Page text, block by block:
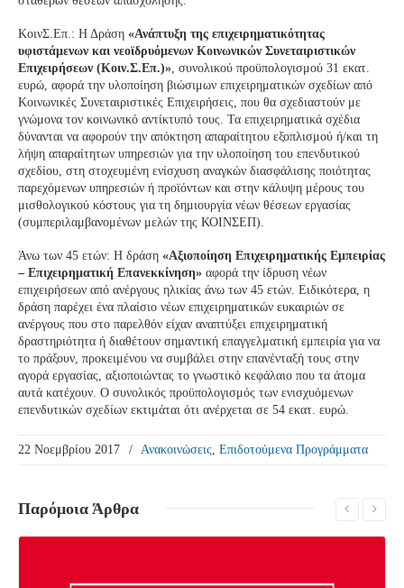
ΚοινΣ.Επ.: Η Δράση «Ανάπτυξη της επιχειρηματικότητας
υφιστάμενων και νεοϊδρυόμενων Κοινωνικών Συνεταιριστικών
Επιχειρήσεων (Κοιν.Σ.Επ.)» , συνολικού προϋπολογισμού 31 εκατ.
ευρώ, αφορά την υλοποίηση βιώσιμων επιχειρηματικών σχεδίων από
Κοινωνικές Συνεταιριστικές Επιχειρήσεις, που θα σχεδιαστούν με
γνώμονα τον κοινωνικό αντίκτυπό τους. Τα επιχειρηματικά σχέδια
δύνανται να αφορούν την απόκτηση απαραίτητου εξοπλισμού ή/και τη
λήψη απαραίτητων υπηρεσιών για την υλοποίηση του επενδυτικού
σχεδίου, στη στοχευμένη ενίσχυση αναγκών διασφάλισης ποιότητας
παρεχόμενων υπηρεσιών ή προϊόντων και στην κάλυψη μέρους του
μισθολογικού κόστους για τη δημιουργία νέων θέσεων εργασίας
(συμπεριλαμβανομένων μελών της ΚΟΙΝΣΕΠ).
Άνω των 45 ετών: Η δράση «Αξιοποίηση Επιχειρηματικής Εμπειρίας
– Επιχειρηματική Επανεκκίνηση» αφορά την ίδρυση νέων
επιχειρήσεων από ανέργους ηλικίας άνω των 45 ετών. Ειδικότερα, η
δράση παρέχει ένα πλαίσιο νέων επιχειρηματικών ευκαιριών σε
ανέργους που στο παρελθόν είχαν αναπτύξει επιχειρηματική
δραστηριότητα ή διαθέτουν σημαντική επαγγελματική εμπειρία για να
το πράξουν, προκειμένου να συμβάλει στην επανένταξή τους στην
αγορά εργασίας, αξιοποιώντας το γνωστικό κεφάλαιο που τα άτομα
αυτά κατέχουν. Ο συνολικός προϋπολογισμός των ενισχυόμενων
επενδυτικών σχεδίων εκτιμάται ότι ανέρχεται σε 54 εκατ. ευρώ.
22 Νοεμβρίου 2017 / Ανακοινώσεις Επιδοτούμενα Προγράμματα
Παρόμοια Άρθρα
Δείτε Περισσότερα